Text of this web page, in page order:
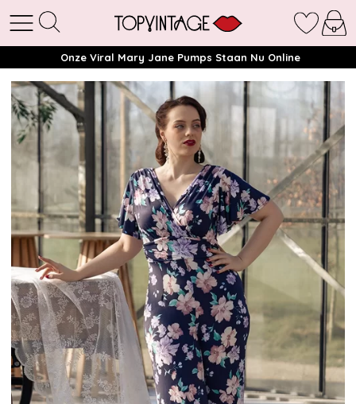
Onze Viral Mary Jane Pumps Staan Nu Online